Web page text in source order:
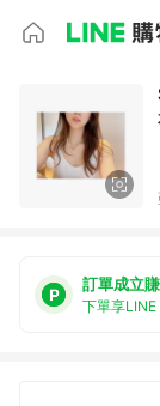
訂單成立
下單享